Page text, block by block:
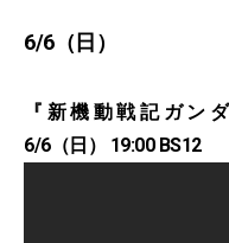
6/6（日）
『新機動戦記ガン
6/6（日） 19:00 BS12